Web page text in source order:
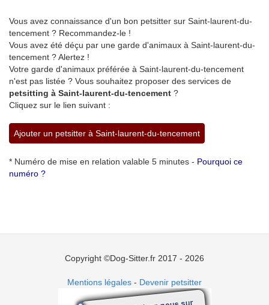
Vous avez connaissance d'un bon petsitter sur Saint-laurent-du-
tencement ? Recommandez-le !
Vous avez été déçu par une garde d'animaux à Saint-laurent-du-
tencement ? Alertez !
Votre garde d'animaux préférée à Saint-laurent-du-tencement
n'est pas listée ? Vous souhaitez proposer des services de
petsitting à Saint-laurent-du-tencement ?
Cliquez sur le lien suivant :
Ajouter un petsitter à Saint-laurent-du-tencement
* Numéro de mise en relation valable 5 minutes - Pourquoi ce
numéro ?
Copyright ©Dog-Sitter.fr 2017 - 2026
Mentions légales - Devenir petsitter